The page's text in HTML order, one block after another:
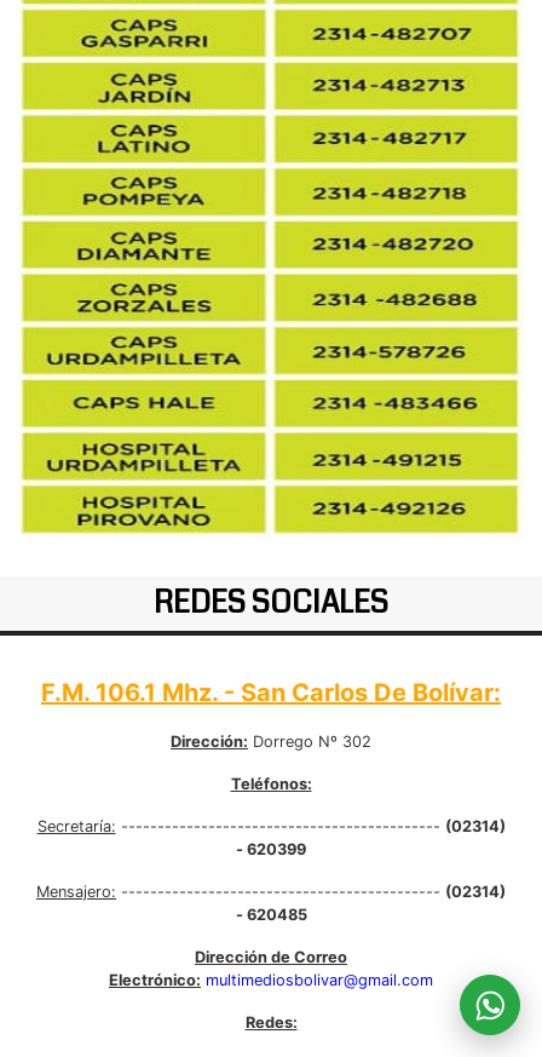
REDES SOCIALES
F.M. 106.1 Mhz. - San Carlos De Bolívar:
Dirección: Dorrego Nº 302
Teléfonos:
Secretaría: -------------------------------------------- (02314)
- 620399
Mensajero: -------------------------------------------- (02314)
- 620485
Dirección de Correo
Electrónico: multimediosbolivar@gmail.com
Redes: